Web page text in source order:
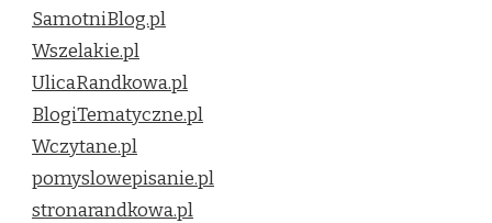
SamotniBlog.pl
Wszelakie.pl
UlicaRandkowa.pl
BlogiTematyczne.pl
Wczytane.pl
pomyslowepisanie.pl
stronarandkowa.pl